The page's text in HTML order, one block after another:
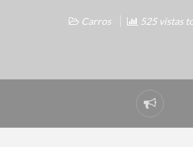
Carros 525 vistas
Reportar